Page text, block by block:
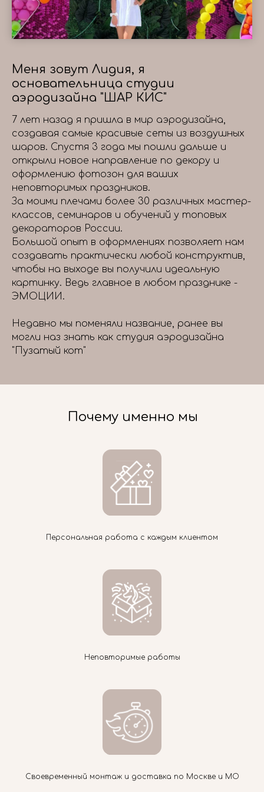
Меня зовут Лидия, я
основательница студии
аэродизайна "ШАР КИС"
7 лет назад я пришла в мир аэродизайна,
создавая самые красивые сеты из воздушных
шаров. Спустя 3 года мы пошли дальше и
открыли новое направление по декору и
оформлению фотозон для ваших
неповторимых праздников.
За моими плечами более 30 различных мастер-
классов, семинаров и обучений у топовых
декораторов России.
Большой опыт в оформлениях позволяет нам
создавать практически любой конструктив,
чтобы на выходе вы получили идеальную
картинку. Ведь главное в любом празднике -
ЭМОЦИИ.
Недавно мы поменяли название, ранее вы
могли наз знать как студия аэродизайна
"Пузатый кот"
Почему именно мы
Персональная работа с каждым клиентом
Неповторимые работы
Своевременный монтаж и доставка по Москве и МО